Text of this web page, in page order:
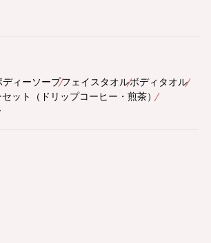
ディーソープフェイスタオルボディタオル
ット（ドリップコーヒー・煎茶）